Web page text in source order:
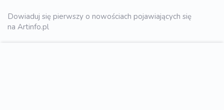
Dowiaduj się pierwszy o nowościach pojawiających się
na Artinfo.pl